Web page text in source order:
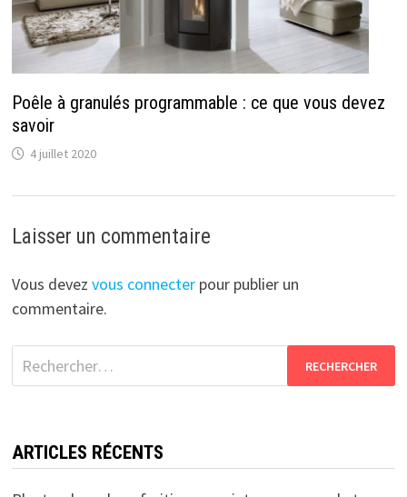
Poêle à granulés programmable : ce que vous devez
savoir
4 juillet 2020
Laisser un commentaire
Vous devez vous connecterpour publier un
commentaire.
Rechercher :
ARTICLES RÉCENTS